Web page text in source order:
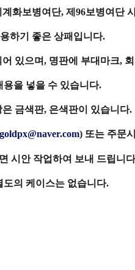
화보병여단, 제96보병여단
하기 좋은 상패입니다.
있으며, 명판에 부대마크,
용을 넣을 수 있습니다.
은 금색판, 은색판이 있습니다.
) 또는 주문
시안 작업하여 보내 드립니
도의 케이스는 없습니다.